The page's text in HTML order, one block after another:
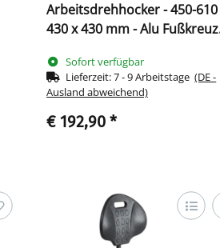
Arbeitsdrehhocker - 450-610
430 x 430 mm - Alu Fußkreuz
Sofort verfügbar
Lieferzeit:7 - 9 Arbeitstage(DE -
Ausland abweichend)
€ 192,90 *